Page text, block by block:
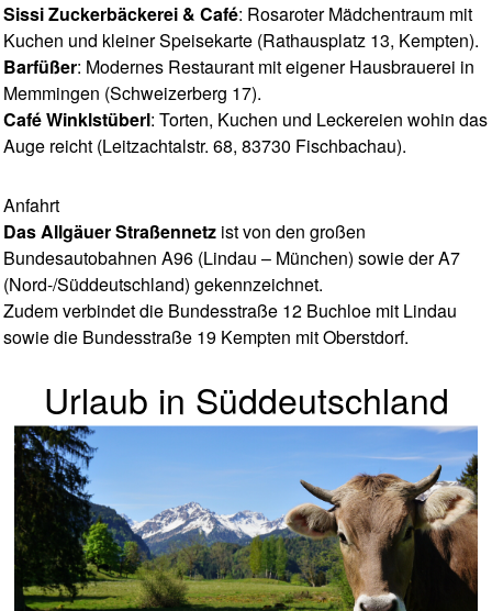
Sissi Zuckerbäckerei & Café: Rosaroter Mädchentraum mit
Kuchen und kleiner Speisekarte (Rathausplatz 13, Kempten).
Barfüßer: Modernes Restaurant mit eigener Hausbrauerei in
Memmingen (Schweizerberg 17).
Café Winklstüberl: Torten, Kuchen und Leckereien wohin das
Auge reicht (Leitzachtalstr. 68, 83730 Fischbachau).
Anfahrt
Das Allgäuer Straßennetz ist von den großen
Bundesautobahnen A96 (Lindau – München) sowie der A7
(Nord-/Süddeutschland) gekennzeichnet.
Zudem verbindet die Bundesstraße 12 Buchloe mit Lindau
sowie die Bundesstraße 19 Kempten mit Oberstdorf.
Urlaub in Süddeutschland